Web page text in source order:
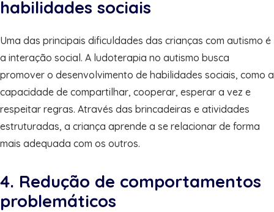
habilidades sociais
Uma das principais dificuldades das crianças com autismo é
a interação social. A ludoterapia no autismo busca
promover o desenvolvimento de habilidades sociais, como a
capacidade de compartilhar, cooperar, esperar a vez e
respeitar regras. Através das brincadeiras e atividades
estruturadas, a criança aprende a se relacionar de forma
mais adequada com os outros.
4. Redução de comportamentos
problemáticos